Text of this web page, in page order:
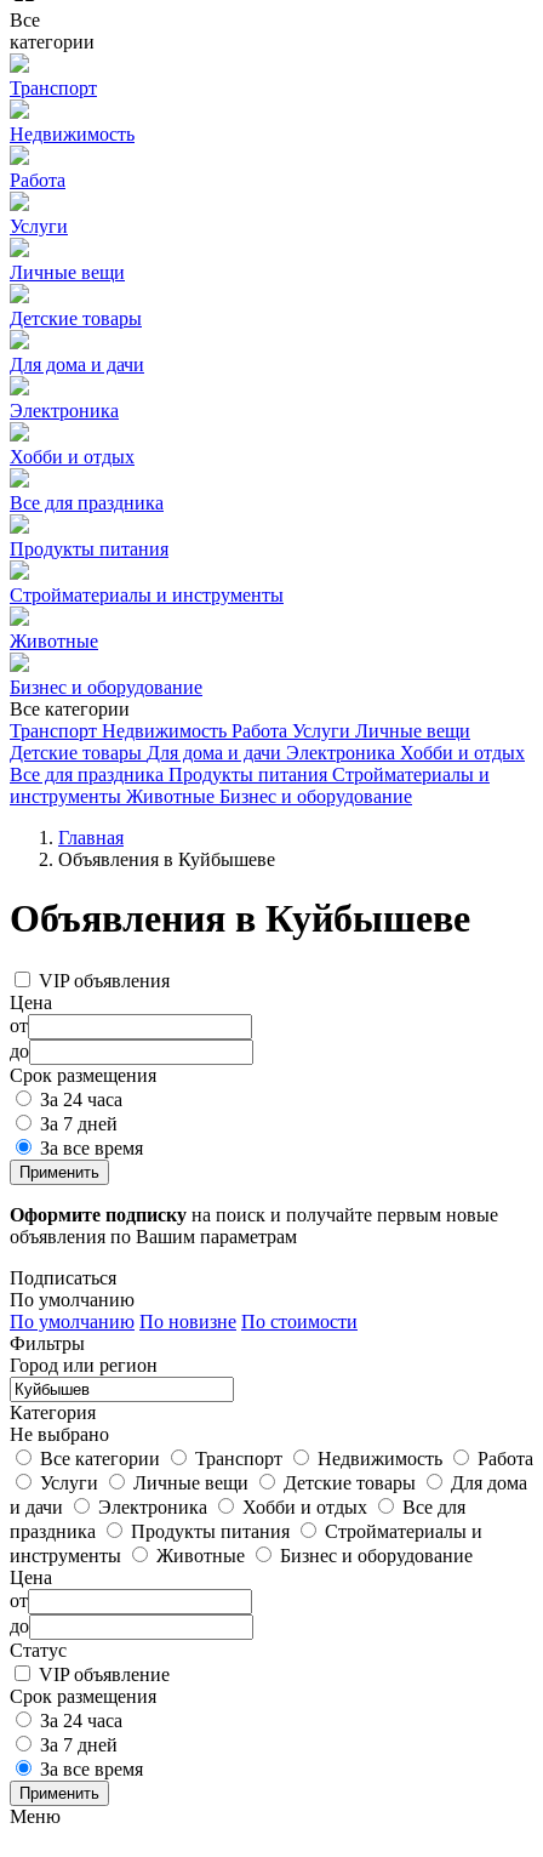
Все
категории
Транспорт
Недвижимость
Работа
Услуги
Личные вещи
Детские товары
Для дома и дачи
Электроника
Хобби и отдых
Все для праздника
Продукты питания
Стройматериалы и инструменты
Животные
Бизнес и оборудование
Все категории
Транспорт Недвижимость Работа Услуги Личные вещи
Детские товары Для дома и дачи Электроника Хобби и отдых
Все для праздника Продукты питания Стройматериалы и
инструменты Животные Бизнес и оборудование
Главная
Объявления в Куйбышеве
Объявления в Куйбышеве
VIP объявления
Цена
от
до
Срок размещения
За 24 часа
За 7 дней
За все время
Применить
Оформите подписку на поиск и получайте первым новые
объявления по Вашим параметрам
Подписаться
По умолчанию
По умолчанию По новизне По стоимости
Фильтры
Город или регион
Категория
Не выбрано
Все категории
Транспорт Недвижимость
Работа
Услуги
Личные вещи Детские товары
Для дома
и дачи
Электроника Хобби и отдых
Все для
праздника
Продукты питания
Стройматериалы и
инструменты
Животные
Бизнес и оборудование
Цена
от
до
Статус
VIP объявление
Срок размещения
За 24 часа
За 7 дней
За все время
Применить
Меню